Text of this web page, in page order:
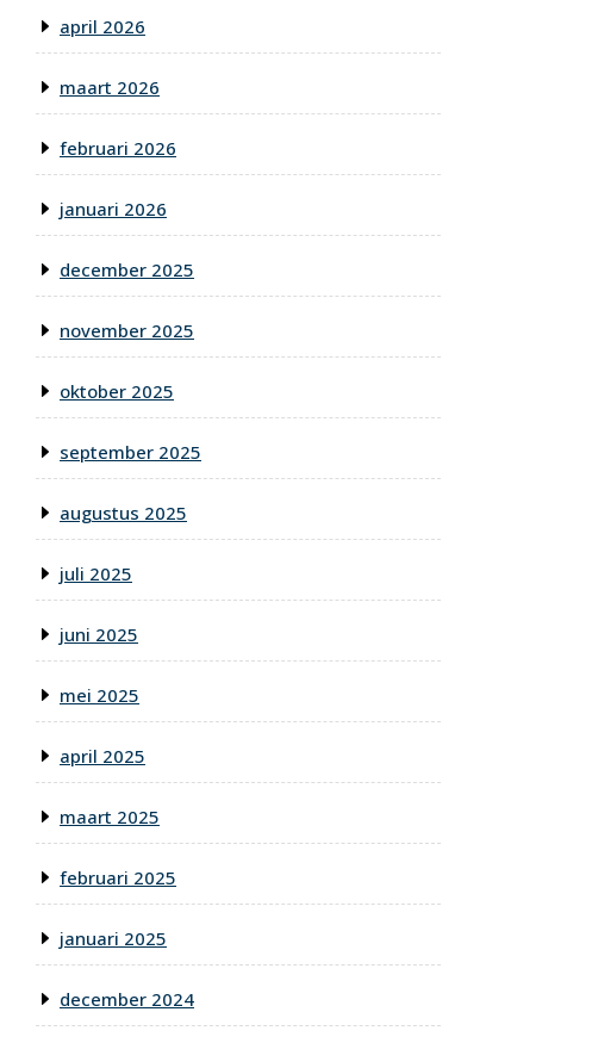
april 2026
maart 2026
februari 2026
januari 2026
december 2025
november 2025
oktober 2025
september 2025
augustus 2025
juli 2025
juni 2025
mei 2025
april 2025
maart 2025
februari 2025
januari 2025
december 2024